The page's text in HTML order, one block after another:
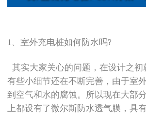
1、室外充电桩如何防水吗?
其实大家关心的问题，在设计之初
有些小细节还在不断完善，由于室
到空气和水的腐蚀。所以现在大部
上都设有了微尔斯防水透气膜，具